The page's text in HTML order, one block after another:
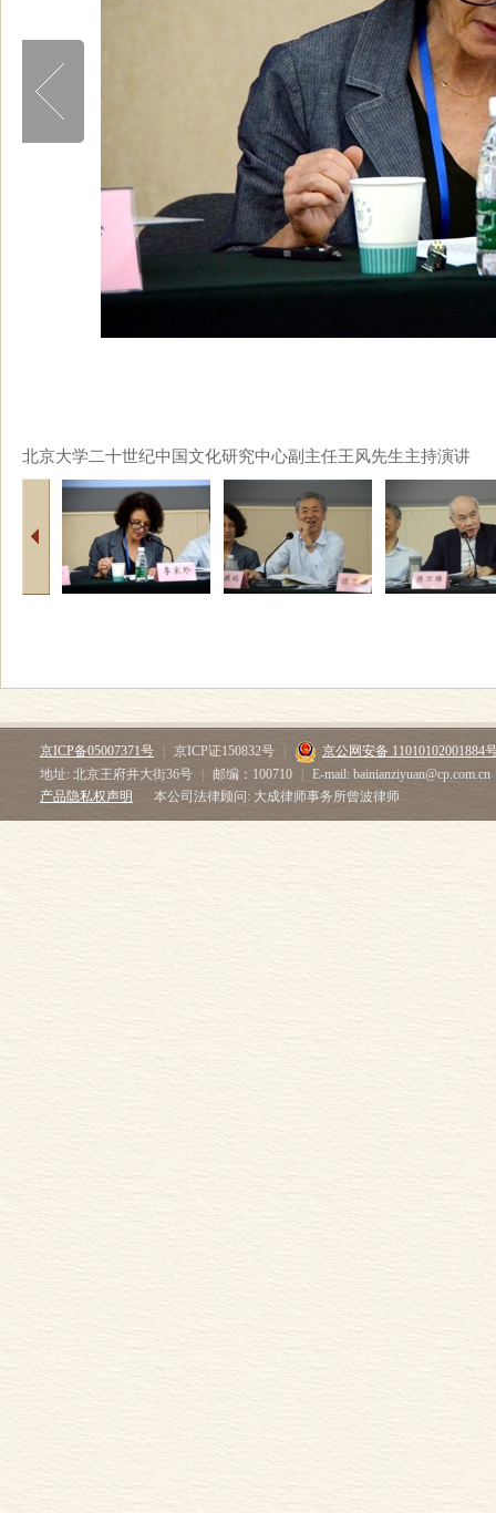
北京大学二十世纪中国文化研究中心副主任王风先生主持演讲
京ICP备05007371号 京ICP证150832号
京公网安备 11010102001884
地址: 北京王府井大街36号
邮编：100710
E-mail: bainianziyuan@cp.com.cn
产品隐私权声明
本公司法律顾问: 大成律师事务所曾波律师